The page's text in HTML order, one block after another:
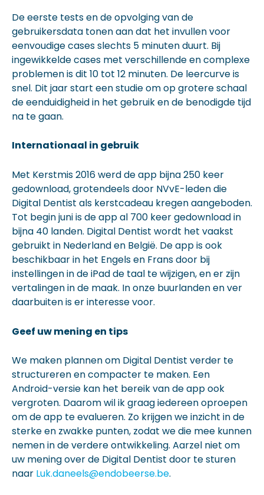
De eerste tests en de opvolging van de
gebruikersdata tonen aan dat het invullen voor
eenvoudige cases slechts 5 minuten duurt. Bij
ingewikkelde cases met verschillende en complexe
problemen is dit 10 tot 12 minuten. De leercurve is
snel. Dit jaar start een studie om op grotere schaal
de eenduidigheid in het gebruik en de benodigde tijd
na te gaan.
Internationaal in gebruik
Met Kerstmis 2016 werd de app bijna 250 keer
gedownload, grotendeels door NVvE-leden die
Digital Dentist als kerstcadeau kregen aangeboden.
Tot begin juni is de app al 700 keer gedownload in
bijna 40 landen. Digital Dentist wordt het vaakst
gebruikt in Nederland en België. De app is ook
beschikbaar in het Engels en Frans door bij
instellingen in de iPad de taal te wijzigen, en er zijn
vertalingen in de maak. In onze buurlanden en ver
daarbuiten is er interesse voor.
Geef uw mening en tips
We maken plannen om Digital Dentist verder te
structureren en compacter te maken. Een
Android-versie kan het bereik van de app ook
vergroten. Daarom wil ik graag iedereen oproepen
om de app te evalueren. Zo krijgen we inzicht in de
sterke en zwakke punten, zodat we die mee kunnen
nemen in de verdere ontwikkeling. Aarzel niet om
uw mening over de Digital Dentist door te sturen
naar Luk.daneels@endobeerse.be.